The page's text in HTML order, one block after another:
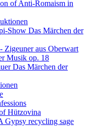
of Anti-Romaism in
Show Das Märchen der
Zigeuner aus Oberwart
Musik op. 18
Das Märchen der
Hützovina
Gypsy recycling sage